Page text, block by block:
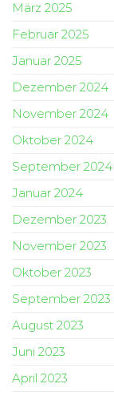
März 2025
Februar 2025
Januar 2025
Dezember 2024
November 2024
Oktober 2024
September 2024
Januar 2024
Dezember 2023
November 2023
Oktober 2023
September 2023
August 2023
Juni 2023
April 2023